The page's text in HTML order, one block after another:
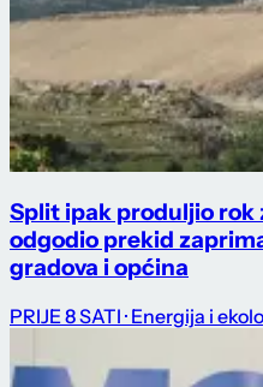
Split ipak produljio rok
odgodio prekid
gradova i općina
PRIJE 8 SATI · Energija i